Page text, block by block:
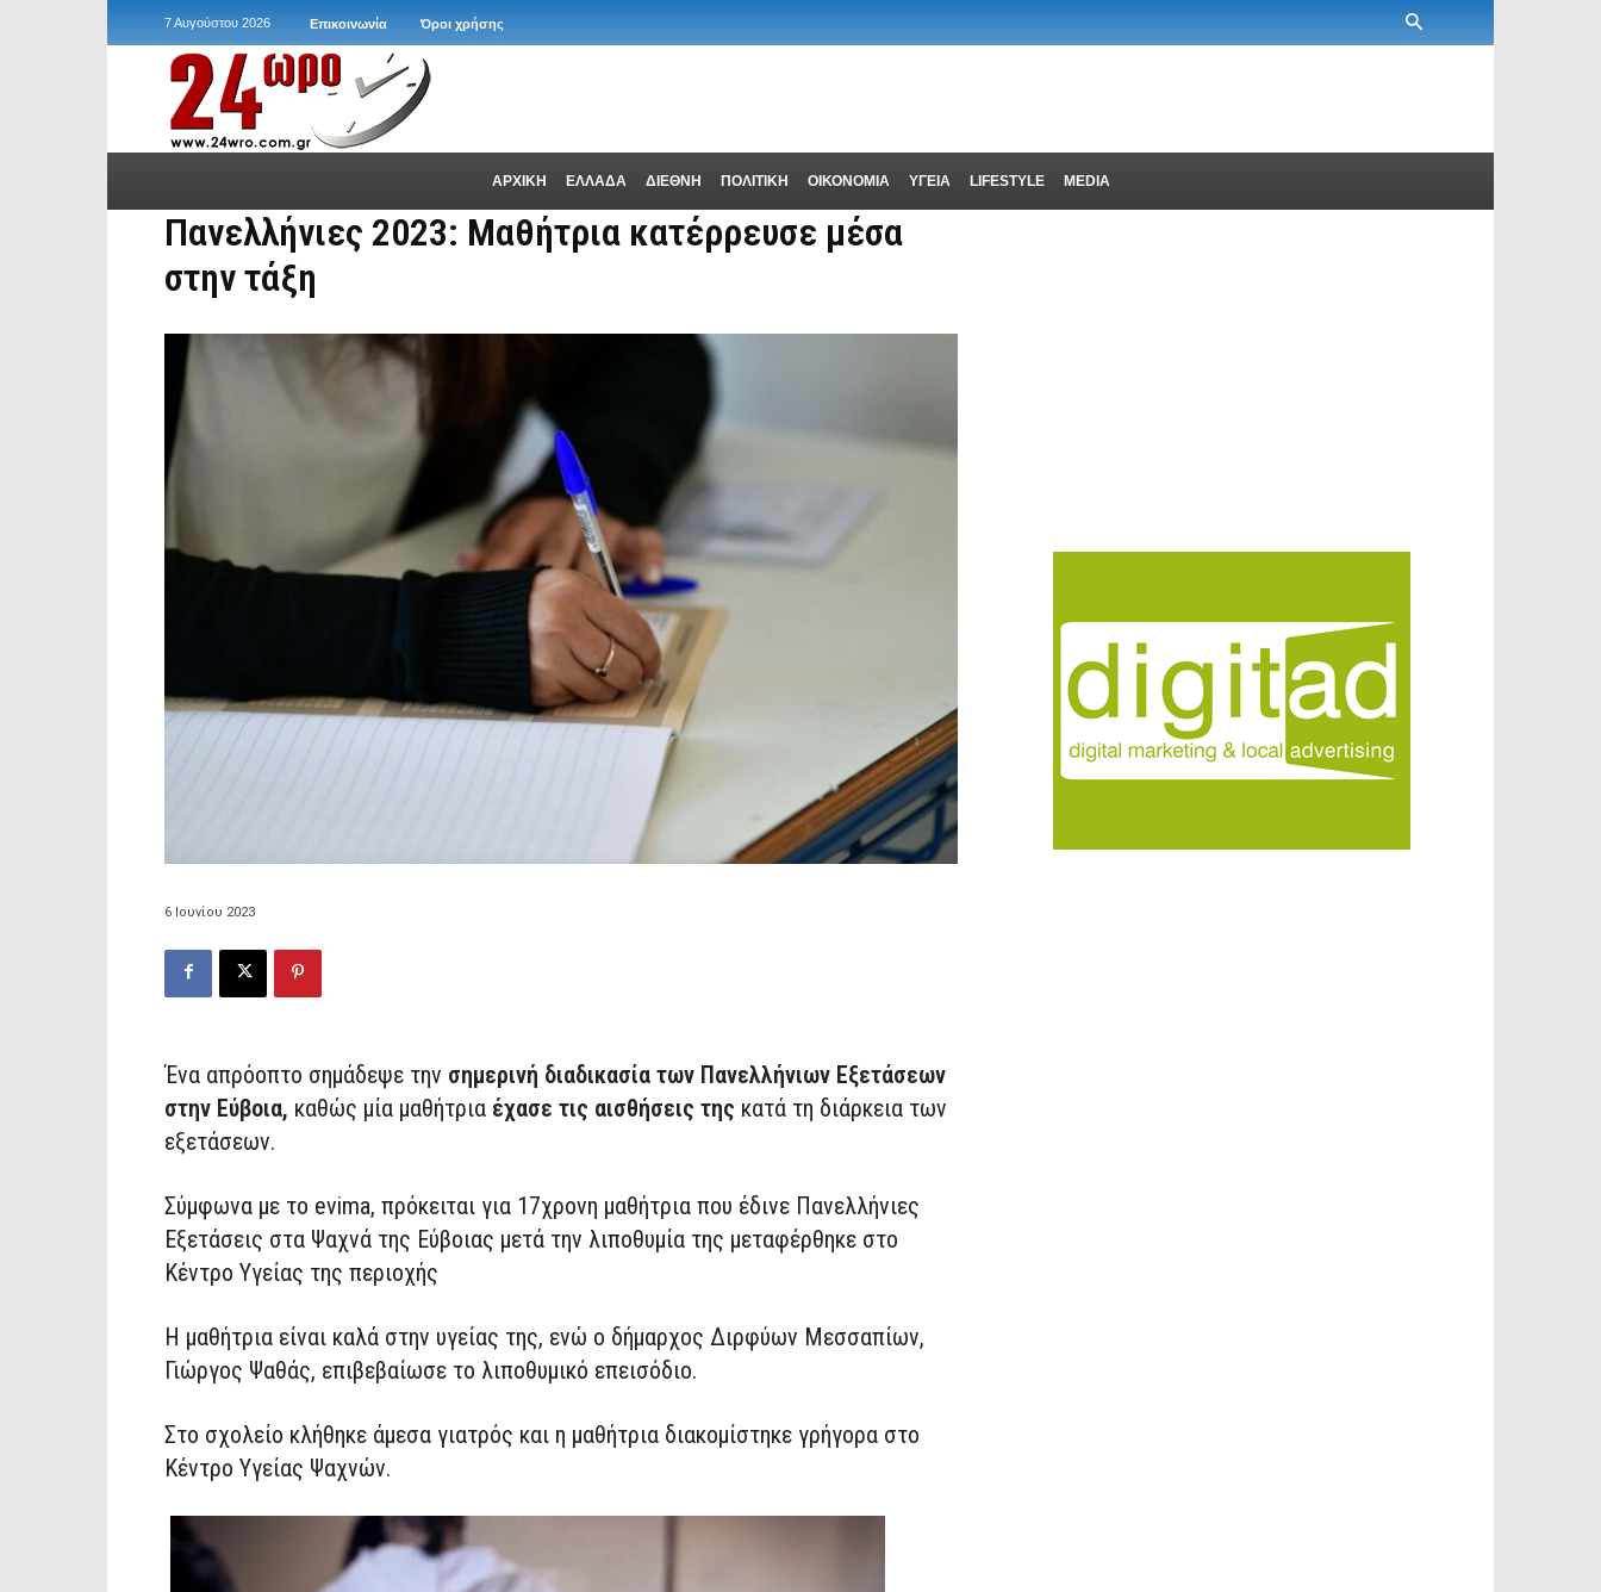
7 Αυγούστου 2026 Επικοινωνία Όροι χρήσης
ΑΡΧΙΚΗ ΕΛΛΑΔΑ ΔΙΕΘΝΗ ΠΟΛΙΤΙΚΗ ΟΙΚΟΝΟΜΙΑ ΥΓΕΙΑ LIFESTYLE MEDIA
Πανελλήνιες 2023: Μαθήτρια κατέρρευσε μέσα
στην τάξη
6 Ιουνίου 2023
Ένα απρόοπτο σημάδεψε την σημερινή διαδικασία των Πανελλήνιων Εξετάσεων
στην Εύβοια, καθώς μία μαθήτρια έχασε τις αισθήσεις της κατά τη διάρκεια των
εξετάσεων.
Σύμφωνα με το evima, πρόκειται για 17χρονη μαθήτρια που έδινε Πανελλήνιες
Εξετάσεις στα Ψαχνά της Εύβοιας μετά την λιποθυμία της μεταφέρθηκε στο
Κέντρο Υγείας της περιοχής
Η μαθήτρια είναι καλά στην υγείας της, ενώ ο δήμαρχος Διρφύων Μεσσαπίων,
Γιώργος Ψαθάς, επιβεβαίωσε το λιποθυμικό επεισόδιο.
Στο σχολείο κλήθηκε άμεσα γιατρός και η μαθήτρια διακομίστηκε γρήγορα στο
Κέντρο Υγείας Ψαχνών.